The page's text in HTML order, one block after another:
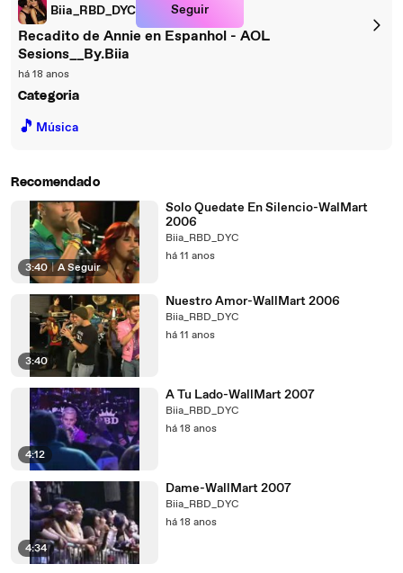
Biia_RBD_DYC Seguir
Recadito de Annie en Espanhol - AOL
Sesions__By.Biia
há 18 anos
Categoria
🎵 Música
Recomendado
3:40 | A Seguir
Solo Quedate En Silencio-WalMart
2006
Biia_RBD_DYC
há 11 anos
3:40
Nuestro Amor-WallMart 2006
Biia_RBD_DYC
há 11 anos
4:12
A Tu Lado-WallMart 2007
Biia_RBD_DYC
há 18 anos
4:34
Dame-WallMart 2007
Biia_RBD_DYC
há 18 anos